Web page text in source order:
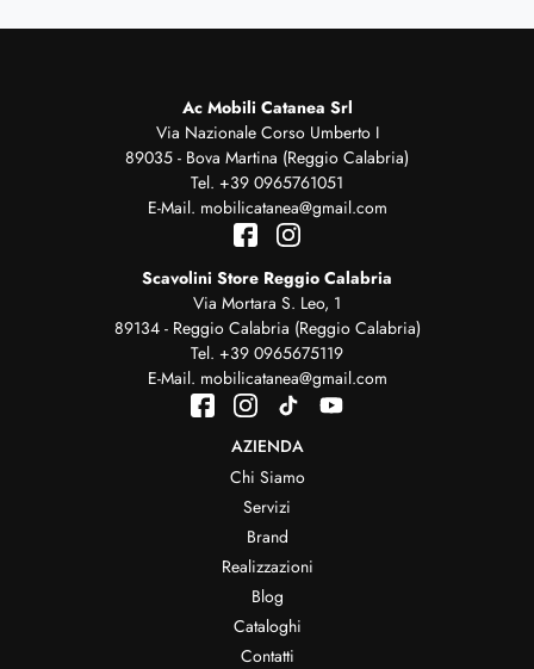
Ac Mobili Catanea Srl
Via Nazionale Corso Umberto I
89035 - Bova Martina (Reggio Calabria)
Tel. +39 0965761051
E-Mail. mobilicatanea@gmail.com
Scavolini Store Reggio Calabria
Via Mortara S. Leo, 1
89134 - Reggio Calabria (Reggio Calabria)
Tel. +39 0965675119
E-Mail. mobilicatanea@gmail.com
AZIENDA
Chi Siamo
Servizi
Brand
Realizzazioni
Blog
Cataloghi
Contatti